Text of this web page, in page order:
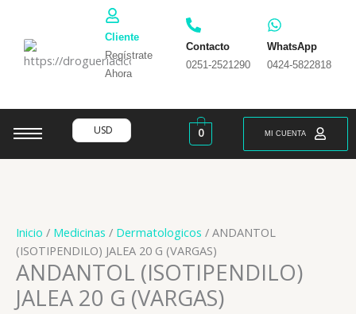
contenido
Cliente
Regístrate
Ahora
Contacto
0251-2521290
WhatsApp
0424-5822818
USD 0 MI CUENTA
Inicio / Medicinas / Dermatologicos / ANDANTOL
(ISOTIPENDILO) JALEA 20 G (VARGAS)
ANDANTOL (ISOTIPENDILO)
JALEA 20 G (VARGAS)